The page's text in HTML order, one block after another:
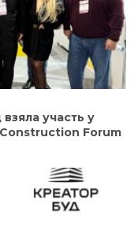
участь у
Forum